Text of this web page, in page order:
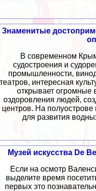
Знаменитые
В современном
судостроения и
промышленности,
театров, интересная
открывает огромные
оздоровления людей,
центров. На
для развития
Музей искусства De
Если на осмотр
выделите время
первых это